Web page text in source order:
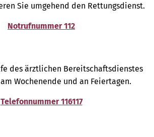
Sie umgehend den Rettungsdienst.
Notrufnummer 112
des ärztlichen Bereitschaftsdienstes
Wochenende und an Feiertagen.
Telefonnummer 116117